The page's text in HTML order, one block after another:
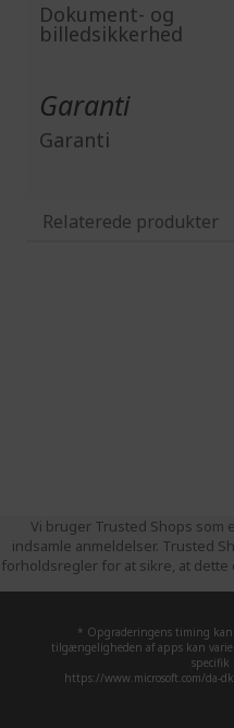
Dokument- og
billedsikkerhed
Garanti
Garanti
Relaterede produkter
Vi bruger Trusted Shops
indsamle anmeldelser. Trusted
forholdsregler for at sikre, at dette
* Opgraderingens timing
tilgængeligheden af apps kan
specifik
https://www.microsoft.com/da-